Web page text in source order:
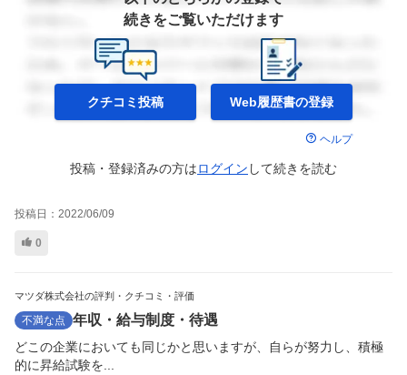
続きをご覧いただけます
クチコミ投稿 Web履歴書の登録
ヘルプ
投稿・登録済みの方はログイン して続きを読む
投稿日： 2022/06/09
0
マツダ株式会社の評判・クチコミ・評価
不満な点 年収・給与制度・待遇
どこの企業においても同じかと思いますが、自らが努力し、積極
的に昇給試験を...